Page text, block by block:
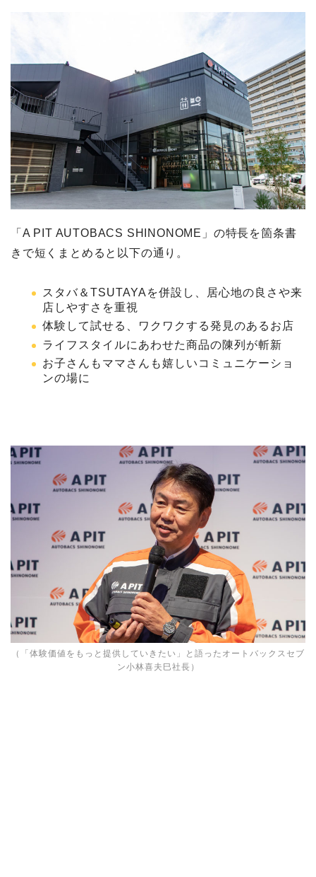
「A PIT AUTOBACS SHINONOME」の特長を箇条書
きで短くまとめると以下の通り。
スタバ＆TSUTAYAを併設し、居心地の良さや来
店しやすさを重視
体験して試せる、ワクワクする発見のあるお店
ライフスタイルにあわせた商品の陳列が斬新
お子さんもママさんも嬉しいコミュニケーショ
ンの場に
（「体験価値をもっと提供していきたい」と語ったオートバックスセブ
ン小林喜夫巳社長）